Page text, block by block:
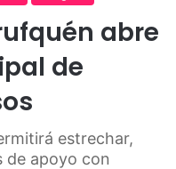
abre
de
estrechar,
de apoyo con